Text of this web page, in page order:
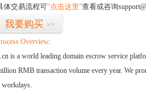
体交易流程可“点击这里”查看或咨询
我要购买 >>
Overview:
is a world leading domain escrow service
RMB transaction volume every year. We
workdays.